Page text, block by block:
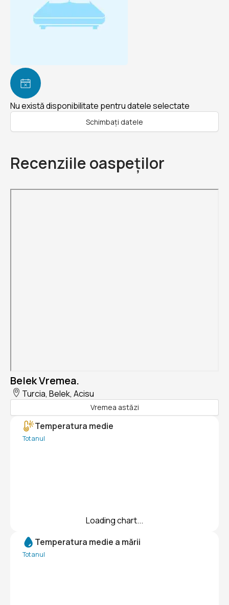
Nu există disponibilitate pentru datele selectate
Schimbați datele
Recenziile oaspeților
Belek Vremea.
Turcia, Belek, Acisu
Vremea astăzi
Temperatura medie
Tot anul
Loading chart...
Temperatura medie a mării
Tot anul